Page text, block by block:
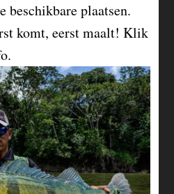
beschikbare plaatsen.
komt, eerst maalt! Klik